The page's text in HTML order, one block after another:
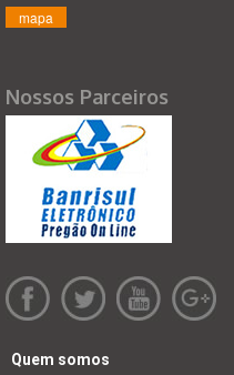
mapa
Nossos Parceiros
Quem somos